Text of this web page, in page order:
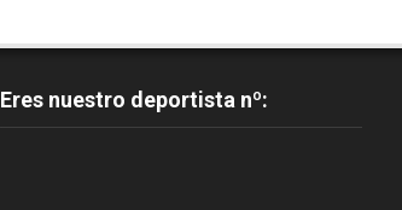
Eres nuestro deportista nº: